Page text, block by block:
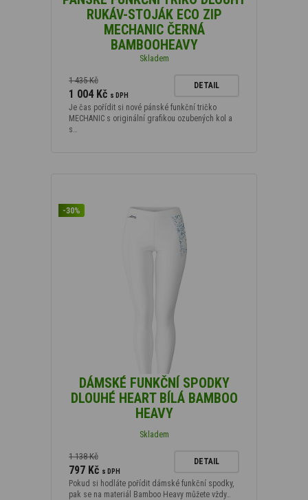
RUKÁV-STOJÁK ECO ZIP
MECHANIC ČERNÁ
BAMBOOHEAVY
Skladem
1 435 Kč
1 004 Kč s DPH
DETAIL
Je čas pořídit si nové pánské funkční tričko
MECHANIC s originální grafikou ozubených kol a
s…
-30%
DÁMSKÉ FUNKČNÍ SPODKY
DLOUHÉ HEART BÍLÁ BAMBOO
HEAVY
Skladem
1 138 Kč
797 Kč s DPH
DETAIL
Pokud si hodláte pořídit dámské funkční spodky,
pak se na materiál Bamboo Heavy můžete vždy…